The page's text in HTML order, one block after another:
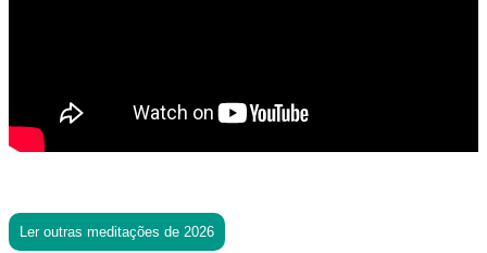
Ler outras meditações de 2026